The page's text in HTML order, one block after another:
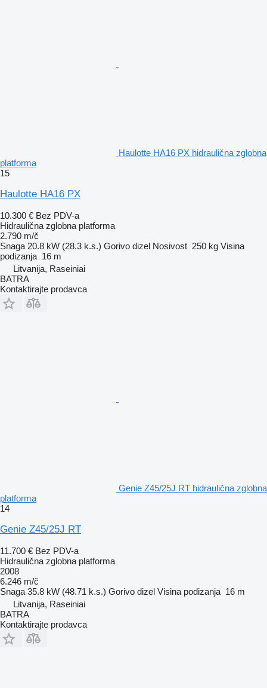
Haulotte HA16 PX hidraulična zglobna
platforma
15
Haulotte HA16 PX
10.300 € Bez PDV-a
Hidraulična zglobna platforma
2.790 m/č
Snaga 20.8 kW (28.3 k.s.) Gorivo dizel Nosivost 250 kg Visina
podizanja 16 m
Litvanija, Raseiniai
BATRA
Kontaktirajte prodavca
Genie Z45/25J RT hidraulična zglobna
platforma
14
Genie Z45/25J RT
11.700 € Bez PDV-a
Hidraulična zglobna platforma
2008
6.246 m/č
Snaga 35.8 kW (48.71 k.s.) Gorivo dizel Visina podizanja 16 m
Litvanija, Raseiniai
BATRA
Kontaktirajte prodavca